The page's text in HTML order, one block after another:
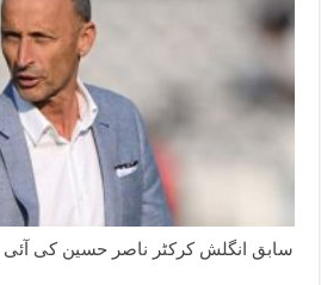
سابق انگلش کرکٹر ناصر حسین کی